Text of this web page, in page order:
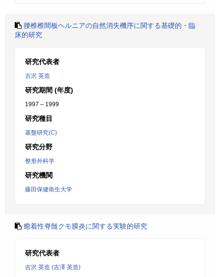
腰椎椎間板ヘルニアの自然消失機序に関する基礎的・臨
床的研究
研究代表者
吉沢 英造
研究期間 (年度)
1997 – 1999
研究種目
基盤研究(C)
研究分野
整形外科学
研究機関
藤田保健衛生大学
癒着性脊髄クモ膜炎に関する実験的研究
研究代表者
吉沢 英造 (吉澤 英造)